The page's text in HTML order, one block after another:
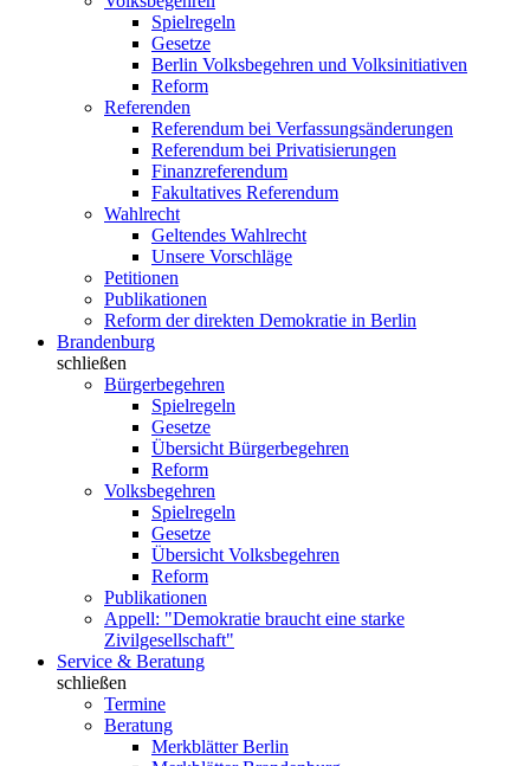
Spielregeln
Gesetze
Berlin Volksbegehren und Volksinitiativen
Reform
Referenden
Referendum bei Verfassungsänderungen
Referendum bei Privatisierungen
Finanzreferendum
Fakultatives Referendum
Wahlrecht
Geltendes Wahlrecht
Unsere Vorschläge
Petitionen
Publikationen
Reform der direkten Demokratie in Berlin
Brandenburg
schließen
Bürgerbegehren
Spielregeln
Gesetze
Übersicht Bürgerbegehren
Reform
Volksbegehren
Spielregeln
Gesetze
Übersicht Volksbegehren
Reform
Publikationen
Appell: "Demokratie braucht eine starke
Zivilgesellschaft"
Service & Beratung
schließen
Termine
Beratung
Merkblätter Berlin